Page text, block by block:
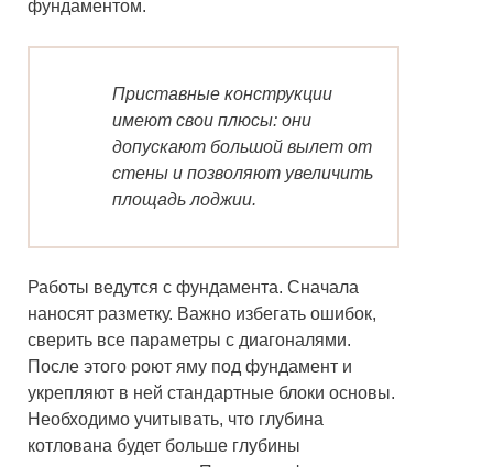
фундаментом.
Приставные конструкции
имеют свои плюсы: они
допускают большой вылет от
стены и позволяют увеличить
площадь лоджии.
Работы ведутся с фундамента. Сначала
наносят разметку. Важно избегать ошибок,
сверить все параметры с диагоналями.
После этого роют яму под фундамент и
укрепляют в ней стандартные блоки основы.
Необходимо учитывать, что глубина
котлована будет больше глубины